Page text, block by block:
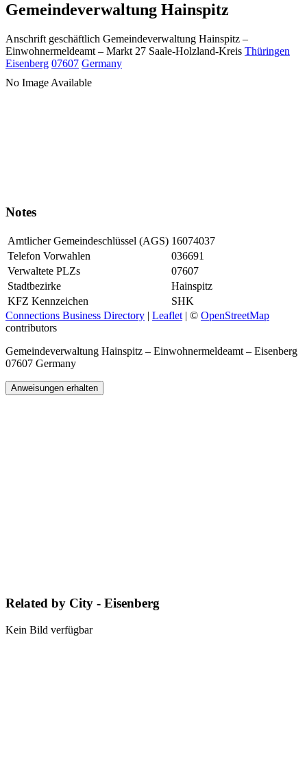
Gemeindeverwaltung Hainspitz
Anschrift geschäftlich Gemeindeverwaltung Hainspitz –
Einwohnermeldeamt – Markt 27 Saale-Holzland-Kreis Thüringen
Eisenberg 07607 Germany
No Image Available
Notes
Amtlicher Gemeindeschlüssel (AGS) 16074037
Telefon Vorwahlen
036691
Verwaltete PLZs
07607
Stadtbezirke
Hainspitz
KFZ Kennzeichen
SHK
Connections Business Directory | Leaflet | © OpenStreetMap
contributors
Gemeindeverwaltung Hainspitz – Einwohnermeldeamt – Eisenberg
07607 Germany
Anweisungen erhalten
Related by City - Eisenberg
Kein Bild verfügbar